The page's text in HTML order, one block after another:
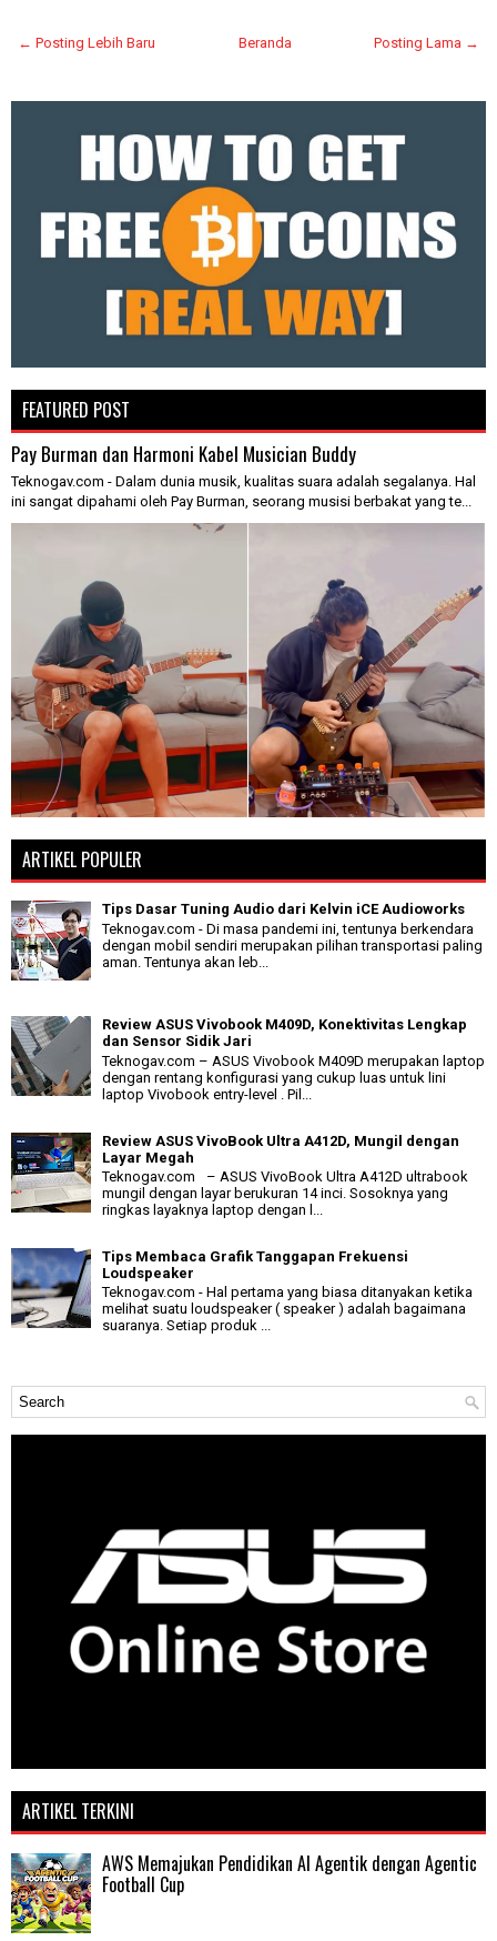
← Posting Lebih Baru Posting Lama →
Beranda
FEATURED POST
Pay Burman dan Harmoni Kabel Musician Buddy
Teknogav.com - Dalam dunia musik, kualitas suara adalah segalanya. Hal
ini sangat dipahami oleh Pay Burman, seorang musisi berbakat yang te...
ARTIKEL POPULER
Tips Dasar Tuning Audio dari Kelvin iCE Audioworks
Teknogav.com - Di masa pandemi ini, tentunya berkendara
dengan mobil sendiri merupakan pilihan transportasi paling
aman. Tentunya akan leb...
Review ASUS Vivobook M409D, Konektivitas Lengkap
dan Sensor Sidik Jari
Teknogav.com – ASUS Vivobook M409D merupakan laptop
dengan rentang konfigurasi yang cukup luas untuk lini
laptop Vivobook entry-level . Pil...
Review ASUS VivoBook Ultra A412D, Mungil dengan
Layar Megah
Teknogav.com – ASUS VivoBook Ultra A412D ultrabook
mungil dengan layar berukuran 14 inci. Sosoknya yang
ringkas layaknya laptop dengan l...
Tips Membaca Grafik Tanggapan Frekuensi
Loudspeaker
Teknogav.com - Hal pertama yang biasa ditanyakan ketika
melihat suatu loudspeaker ( speaker ) adalah bagaimana
suaranya. Setiap produk ...
ARTIKEL TERKINI
AWS Memajukan Pendidikan AI Agentik dengan Agentic
Football Cup